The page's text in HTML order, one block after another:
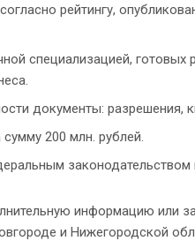
рейтингу,
специализацией, готовых
документы: разрешения,
200 млн. рублей.
информацию или
и Нижегородской